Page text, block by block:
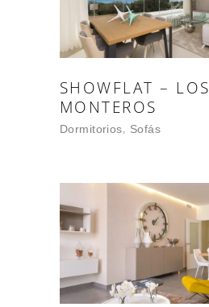
SHOWFLAT – LOS
MONTEROS
Dormitorios Sofás